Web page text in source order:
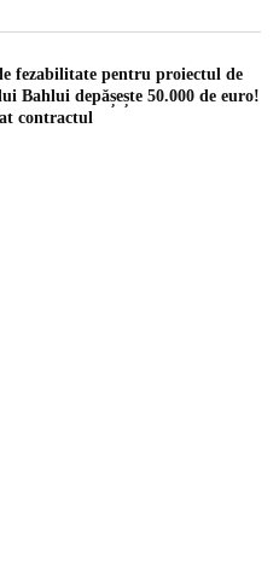
fezabilitate pentru proiectul de
Bahlui depășește 50.000 de euro!
contractul